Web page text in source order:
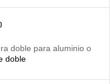
doble para aluminio o
doble